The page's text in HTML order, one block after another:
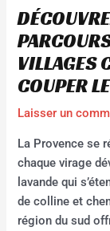
VILLAGES
COUPER
Laisser un
La Provence se
chaque virage
lavande qui
de colline et
région du sud